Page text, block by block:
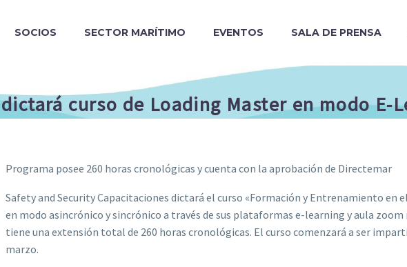
SOCIOS SECTOR MARÍTIMO EVENTOS SALA DE PRENSA
curso de Loading Master en modo E-
Programa posee 260 horas cronológicas y cuenta con la aprobación de Directemar
Safety and Security Capacitaciones dictará el curso «Formación y Entrenamiento en
en modo asincrónico y sincrónico a través de sus plataformas e-learning y aula
tiene una extensión total de 260 horas cronológicas. El curso comenzará a ser
marzo.